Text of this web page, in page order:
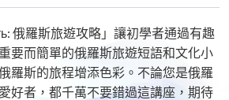
俄羅斯旅遊攻略」讓初學者通過有趣
要而簡單的俄羅斯旅遊短語和文化小
羅斯的旅程增添色彩。不論您是俄羅
好者，都千萬不要錯過這講座，期待